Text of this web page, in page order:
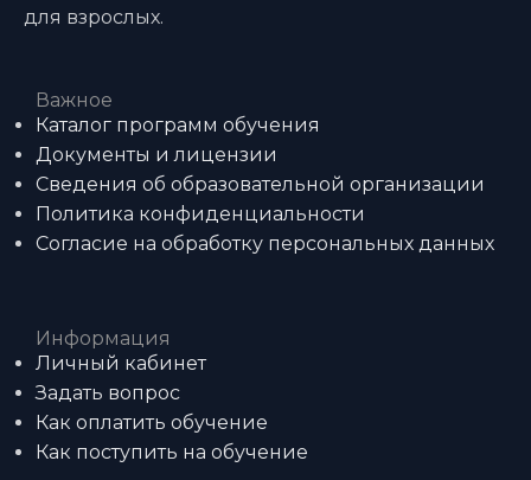
для взрослых.
Важное
Каталог программ обучения
Документы и лицензии
Сведения об образовательной организации
Политика конфиденциальности
Согласие на обработку персональных данных
Информация
Личный кабинет
Задать вопрос
Как оплатить обучение
Как поступить на обучение